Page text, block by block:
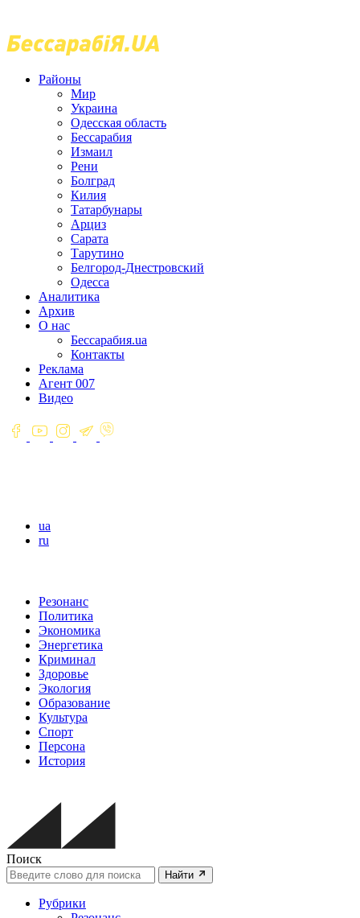
Районы
Мир
Украина
Одесская область
Бессарабия
Измаил
Рени
Болград
Килия
Татарбунары
Арциз
Сарата
Тарутино
Белгород-Днестровский
Одесса
Аналитика
Архив
О нас
Бессарабия.ua
Контакты
Реклама
Агент 007
Видео
ua
ru
Резонанс
Политика
Экономика
Энергетика
Криминал
Здоровье
Экология
Образование
Культура
Спорт
Персона
История
Поиск
Найти
Рубрики